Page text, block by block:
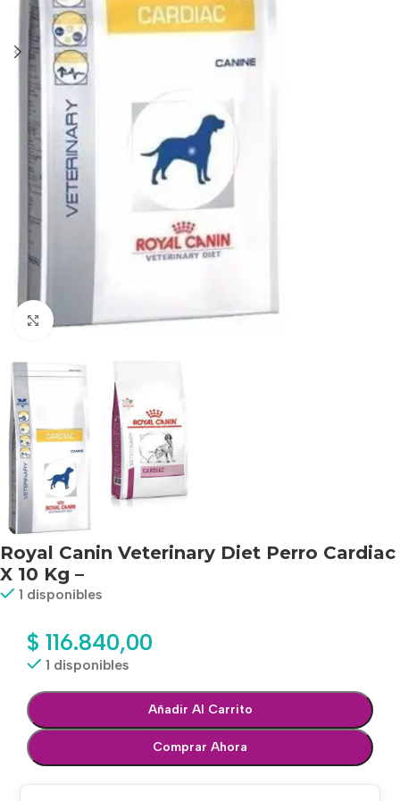
Haga clic para ampliar
Royal Canin Veterinary Diet Perro Cardiac
X 10 Kg –
1 disponibles
$ 116.840,00
1 disponibles
Añadir Al Carrito
Comprar Ahora